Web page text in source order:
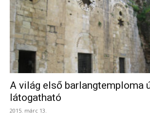
A világ első barlangtemploma
látogatható
2015. márc 13.